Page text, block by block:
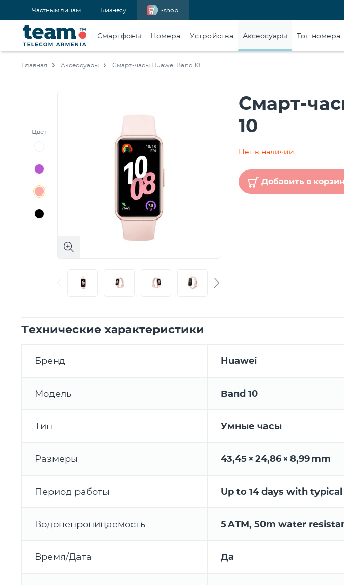
Частным лицам Бизнесу E-shop
Смартфоны Номера Устройства Аксессуары Топ номера
Главная Аксессуары Смарт-часы Huawei Band 10
Цвет
Смарт-
10
Нет в наличии
Добавить в
Технические характеристики
Бренд Huawei
Модель Band 10
Тип Умные часы
Размеры 43,45 × 24,86 × 8,99 mm
Период работы Up to 14 days with typical
Водонепроницаемость 5 ATM, 50m water
Время/Дата Да